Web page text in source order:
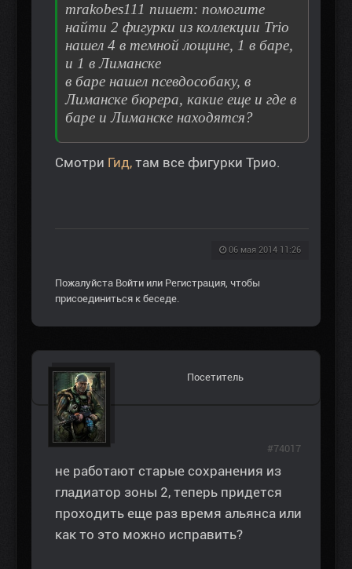
mrakobes111 пишет: помогите
найти 2 фигурки из коллекции Trio
нашел 4 в темной лощине, 1 в баре,
и 1 в Лиманске
в баре нашел псевдособаку, в
Лиманске бюрера, какие еще и где в
баре и Лиманске находятся?
Смотри Гид, там все фигурки Трио.
06 мая 2014 11:26
Пожалуйста Войти или Регистрация, чтобы
присоединиться к беседе.
Посетитель
не работают старые сохранения из
гладиатор зоны 2, теперь придется
проходить еще раз время альянса или
как то это можно исправить?
#74017